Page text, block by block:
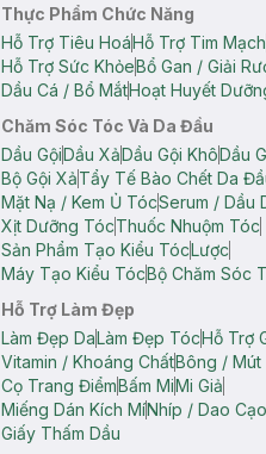
Thực Phẩm Chức Năng
Hỗ Trợ Tiêu HoáHỗ Trợ Tim Mạch
Hỗ Trợ Sức KhỏeBổ Gan / Giải
Dầu Cá / Bổ MắtHoạt Huyết
Chăm Sóc Tóc Và Da Đầu
Dầu GộiDầu XảDầu Gội KhôDầu
Bộ Gội XảTẩy Tế Bào Chết Da
Mặt Nạ / Kem Ủ TócSerum / Dầu
Xịt Dưỡng TócThuốc Nhuộm Tóc
Sản Phẩm Tạo Kiểu TócLược
Máy Tạo Kiểu TócBộ Chăm Sóc
Hỗ Trợ Làm Đẹp
Làm Đẹp DaLàm Đẹp TócHỗ Trợ
Vitamin / Khoáng ChấtBông / Mút
Cọ Trang ĐiểmBấm MiMi Giả
Miếng Dán Kích MíNhíp / Dao Cạo
Giấy Thấm Dầu